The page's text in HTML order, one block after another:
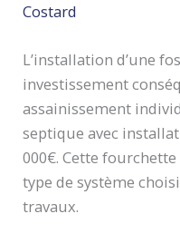
Costard
L’installation d’une
investissement
assainissement
septique avec
000€. Cette
type de système
travaux.